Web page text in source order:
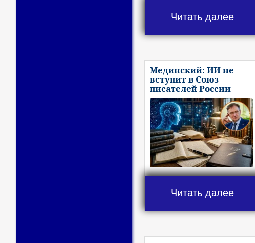
Читать далее
Мединский: ИИ не
вступит в Союз
писателей России
Читать далее